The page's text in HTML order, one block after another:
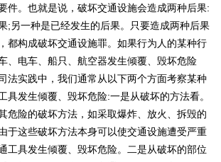
件。也就是说，破坏交通设施会造成两种后果:
;另一种是已经发生的后果。只要造成两种后果
都构成破坏交通设施罪。如果行为人的某种行
、电车、船只、航空器发生倾覆、毁坏危险
法实践中，我们通常从以下两个方面考察某种
具发生倾覆、毁坏危险:一是从破坏的方法看。
危险的破坏方法，如采取爆炸、放火、拆毁的
于这些破坏方法本身可以使交通设施遭受严重
工具发生倾覆、毁坏危险。二是从破坏的部位